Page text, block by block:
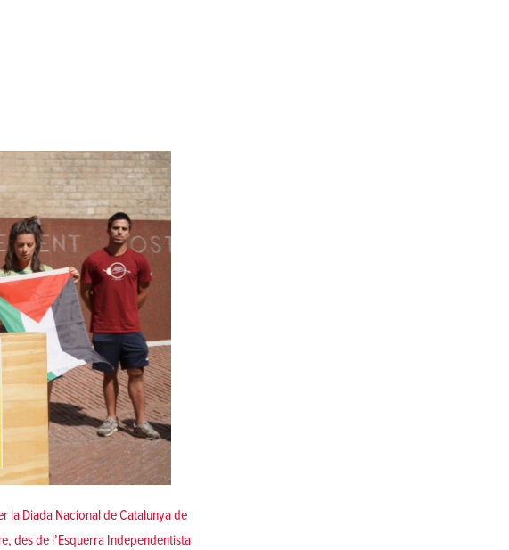
la Diada Nacional de Catalunya de
des de l’Esquerra Independentista